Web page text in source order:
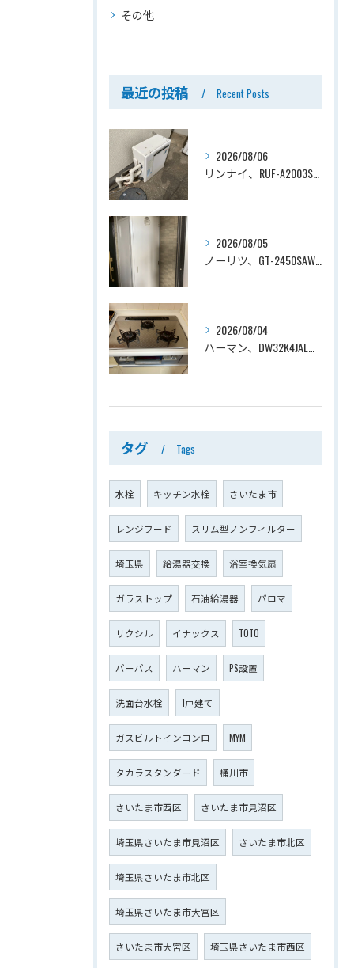
その他
最近の投稿 Recent Posts
2026/08/06
2026/08/05
2026/08/04
タグ Tags
水栓 キッチン水栓 さいたま市
レンジフード スリム型ノンフィルター
埼玉県 給湯器交換 浴室換気扇
ガラストップ 石油給湯器 パロマ
リクシル イナックス TOTO
パーパス ハーマン PS設置
洗面台水栓 1戸建て
ガスビルトインコンロ MYM
タカラスタンダード 桶川市
さいたま市西区 さいたま市見沼区
埼玉県さいたま市見沼区 さいたま市北区
埼玉県さいたま市北区
埼玉県さいたま市大宮区
さいたま市大宮区 埼玉県さいたま市西区